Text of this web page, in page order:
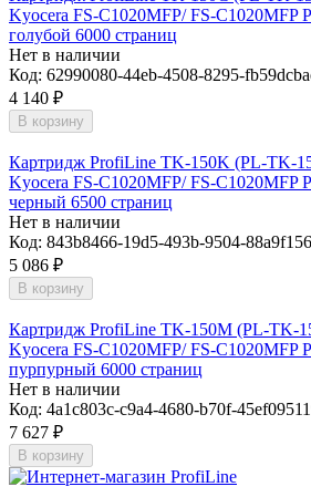
Kyocera FS-C1020MFP/ FS-C1020MFP
голубой 6000 страниц
Нет в наличии
Код: 62990080-44eb-4508-8295-
4 140 ₽
В корзину
Картридж ProfiLine TK-150K (PL-TK-
Kyocera FS-C1020MFP/ FS-C1020MFP
черный 6500 страниц
Нет в наличии
Код: 843b8466-19d5-493b-9504-
5 086 ₽
В корзину
Картридж ProfiLine TK-150M (PL-TK-
Kyocera FS-C1020MFP/ FS-C1020MFP
пурпурный 6000 страниц
Нет в наличии
Код: 4a1c803c-c9a4-4680-b70f-
7 627 ₽
В корзину